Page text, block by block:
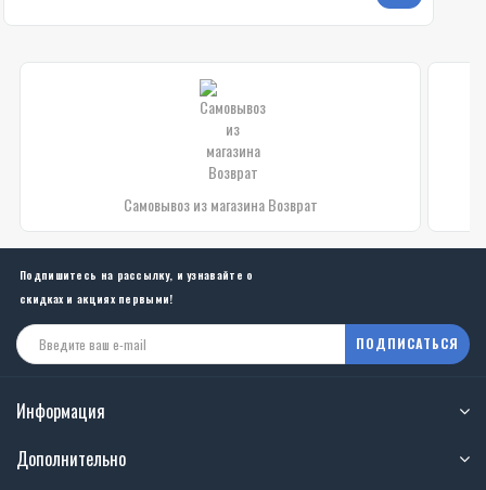
Самовывоз из магазина Возврат
Подпишитесь на рассылку, и узнавайте о
скидках и акциях первыми!
ПОДПИСАТЬСЯ
Информация
Дополнительно